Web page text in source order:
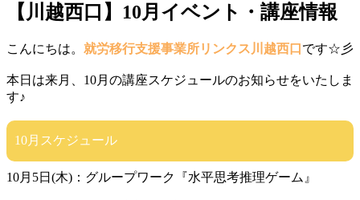
【川越西口】10月イベント・講座情報
こんにちは。 就労移行支援事業所リンクス川越西口 です☆彡
本日は来月、10月の講座スケジュールのお知らせをいたしま
す♪
10月スケジュール
10月5日(木)：グループワーク『水平思考推理ゲーム』